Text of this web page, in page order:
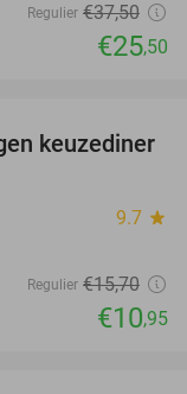
Regulier €37,50
€25,50
30%
keuzediner
9.7 star
Regulier €15,70
€10,95